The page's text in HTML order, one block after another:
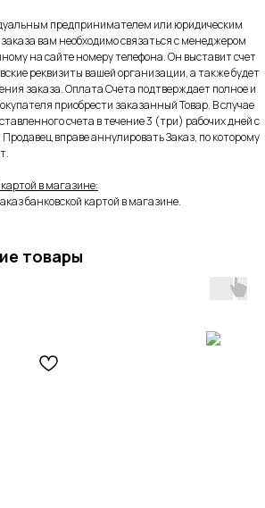
предпринимателем или юридическим
вам необходимо связаться с менеджером
на сайте номеру телефона. Он выставит счет
реквизиты вашей организации, а также будет
заказа. Оплата Счета подтверждает полное и
приобрести заказанный Товар. В случае
счета в течение 3 (три) рабочих дней с
вправе аннулировать Заказ, по которому
в магазине:
банковской картой в магазине.
товары